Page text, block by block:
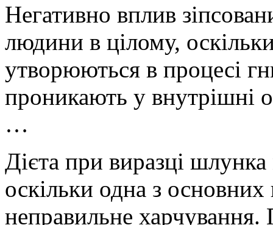
Негативно вплив
людини в цілому,
утворюються в процесі
проникають у внутрішні
…
Дієта при виразці
оскільки одна з
неправильне